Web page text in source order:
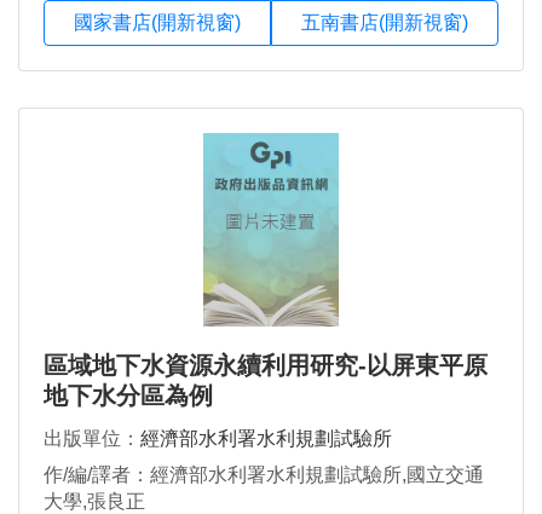
國家書店(開新視窗) 五南書店(開新視窗)
區域地下水資源永續利用研究-以屏東平原
地下水分區為例
出版單位： 經濟部水利署水利規劃試驗所
作/編/譯者：經濟部水利署水利規劃試驗所,國立交通
大學,張良正